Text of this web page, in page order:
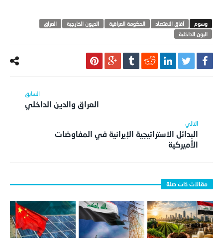
آفاق الاقتصاد الحكومة العراقية الديون الخارجية
العراق
اليون الداخلية
العراق والدين الداخلي
البدائل الاستراتيجية الإيرانية في المفاوضات
الأميركية